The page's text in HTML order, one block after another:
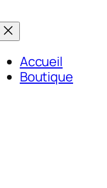
Accueil
Boutique